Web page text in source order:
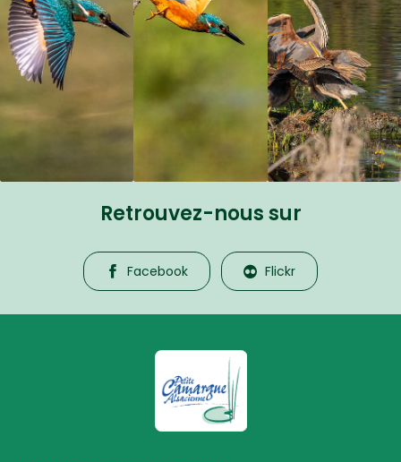
Retrouvez-nous sur
Facebook Flickr
La Petite Camargue